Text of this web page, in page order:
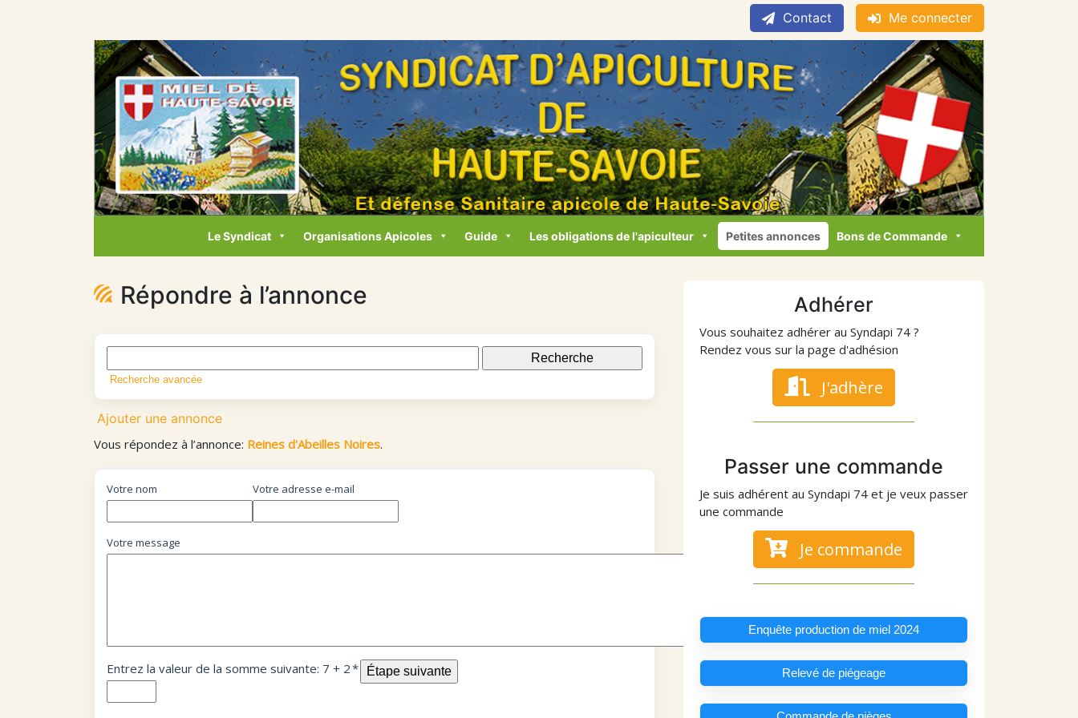
Contact Me connecter
Le Syndicat Organisations Apicoles Guide Les obligations de l'apiculteur Petites annonces Bons de Commande
Répondre à l’annonce
Recherche avancée
Ajouter une annonce
Vous répondez à l’annonce: Reines d'Abeilles Noires.
Votre nom Votre adresse e-mail
Votre message
Entrez la valeur de la somme suivante: 7 + 2*
Adhérer
Vous souhaitez adhérer au Syndapi 74 ?
Rendez vous sur la page d'adhésion
J'adhère
Passer une commande
Je suis adhérent au Syndapi 74 et je veux passer
une commande
Je commande
Enquête production de miel 2024
Relevé de piégeage